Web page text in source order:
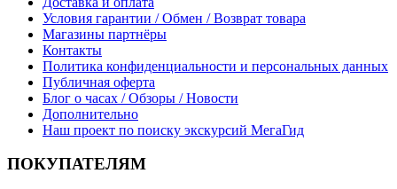
Условия гарантии / Обмен / Возврат товара
Магазины партнёры
Контакты
Политика конфиденциальности и персональных данных
Публичная оферта
Блог о часах / Обзоры / Новости
Дополнительно
Наш проект по поиску экскурсий МегаГид
ПОКУПАТЕЛЯМ